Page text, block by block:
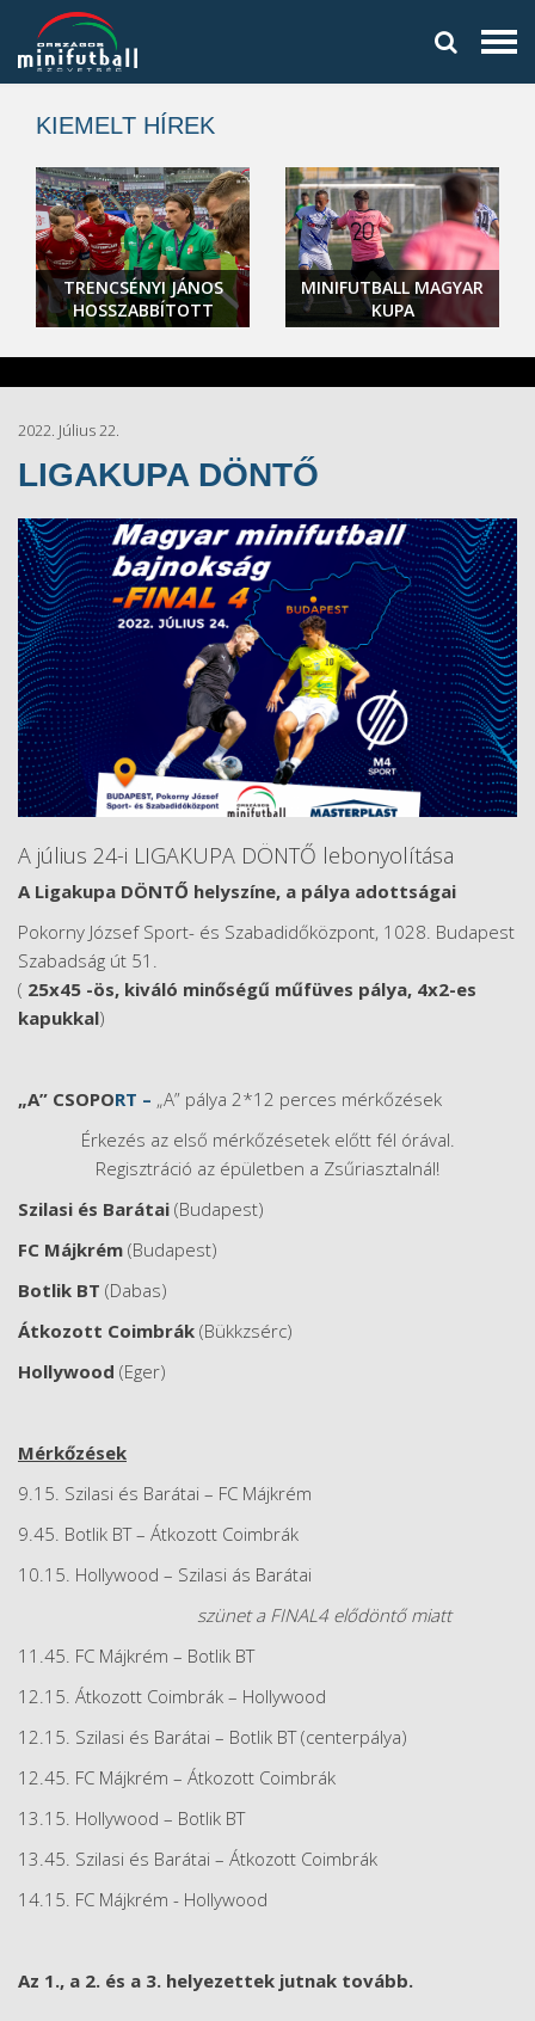
KIEMELT HÍREK
TRENCSÉNYI JÁNOS
HOSSZABBÍTOTT
MINIFUTBALL MAGYAR
KUPA
2022. Július 22.
LIGAKUPA DÖNTŐ
A július 24-i LIGAKUPA DÖNTŐ lebonyolítása
A Ligakupa DÖNTŐ helyszíne, a pálya adottságai
Pokorny József Sport- és Szabadidőközpont, 1028. Budapest
Szabadság út 51.
( 25x45 -ös, kiváló minőségű műfüves pálya, 4x2-es
kapukkal)
„A” CSOPORT – „A” pálya 2*12 perces mérkőzések
Érkezés az első mérkőzésetek előtt fél órával.
Regisztráció az épületben a Zsűriasztalnál!
Szilasi és Barátai (Budapest)
FC Májkrém (Budapest)
Botlik BT (Dabas)
Átkozott Coimbrák (Bükkzsérc)
Hollywood (Eger)
Mérkőzések
9.15. Szilasi és Barátai – FC Májkrém
9.45. Botlik BT – Átkozott Coimbrák
10.15. Hollywood – Szilasi ás Barátai
szünet a FINAL4 elődöntő miatt
11.45. FC Májkrém – Botlik BT
12.15. Átkozott Coimbrák – Hollywood
12.15. Szilasi és Barátai – Botlik BT (centerpálya)
12.45. FC Májkrém – Átkozott Coimbrák
13.15. Hollywood – Botlik BT
13.45. Szilasi és Barátai – Átkozott Coimbrák
14.15. FC Májkrém - Hollywood
Az 1., a 2. és a 3. helyezettek jutnak tovább.